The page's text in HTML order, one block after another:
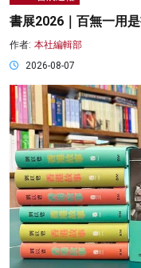
書展2026｜百無一用
作者: 本社編輯部
2026-08-07